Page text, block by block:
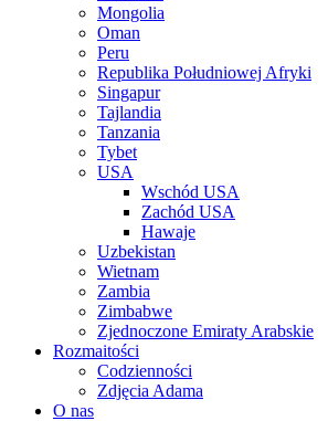
Mongolia
Oman
Peru
Republika Południowej Afryki
Singapur
Tajlandia
Tanzania
Tybet
USA
Wschód USA
Zachód USA
Hawaje
Uzbekistan
Wietnam
Zambia
Zimbabwe
Zjednoczone Emiraty Arabskie
Rozmaitości
Codzienności
Zdjęcia Adama
O nas